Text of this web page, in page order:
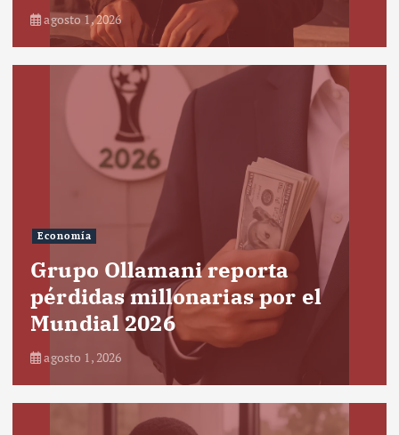
agosto 1, 2026
Economía
Grupo Ollamani reporta
pérdidas millonarias por el
Mundial 2026
agosto 1, 2026